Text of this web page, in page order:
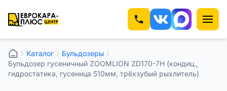
Каталог
⁠⁠Бульдозеры
Бульдозер гусеничный ZOOMLION ZD170-7H (кондиц.,
гидростатика, гусеница 510мм, трёхзубый рыхлитель)